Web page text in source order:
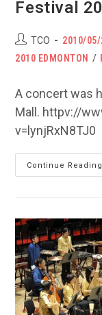
Festival
Post
author:
TCO
POST
2010/
Post
2010 EDMONTON /
A concert was
Mall. httpv://
v=lynjRxN8TJ0
Continue Reading